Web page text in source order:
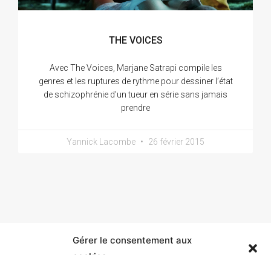
Gérer le consentement aux
THE VOICES
Avec The Voices, Marjane Satrapi compile les
genres et les ruptures de rythme pour dessiner l’état
de schizophrénie d’un tueur en série sans jamais
prendre
Yannick Lacombe 26 février 2015